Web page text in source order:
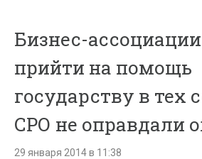
Бизнес-
прийти на помощь
государству в тех
СРО не оправдали
29 января 2014 в 11:38